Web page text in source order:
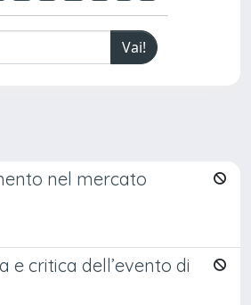
nel mercato
critica dell’evento di